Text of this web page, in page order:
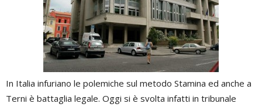
In Italia infuriano le polemiche sul metodo Stamina ed anche a
Terni è battaglia legale. Oggi si è svolta infatti in tribunale